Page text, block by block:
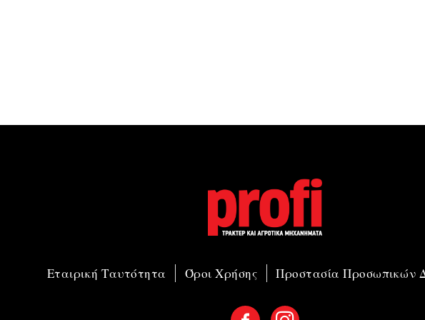
Εταιρική Ταυτότητα Όροι Χρήσης Προστασία Προσωπικών